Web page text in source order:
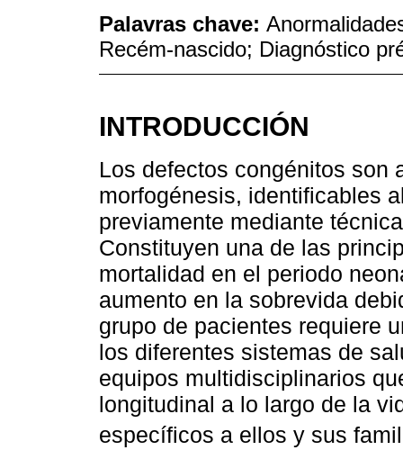
Palavras chave:
Recém-nascido; Diagnóstico
INTRODUCCIÓN
Los defectos congénitos son
morfogénesis, identificables
previamente mediante
Constituyen una de las
mortalidad en el periodo
aumento en la sobrevida
grupo de pacientes requiere
los diferentes sistemas de
equipos multidisciplinarios
longitudinal a lo largo de la
específicos a ellos y sus